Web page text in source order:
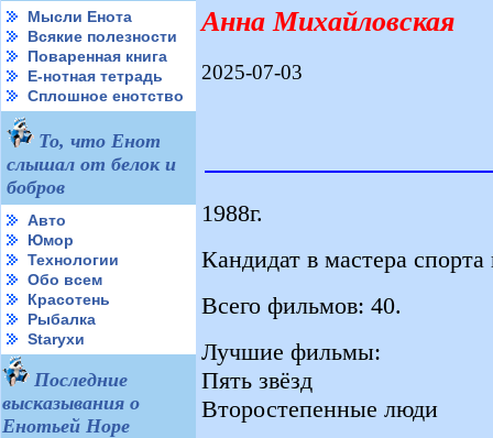
Мысли Енота
Всякие полезности
Поваренная книга
Е-нотная тетрадь
Сплошное енотство
То, что Енот
слышал от белок и
бобров
Авто
Юмор
Технологии
Обо всем
Красотень
Рыбалка
Starухи
Последние
высказывания о
Енотьей Норе
Анна Михайловская
2025-07-03
1988г.
Кандидат в мастера
Всего фильмов: 40.
Лучшие фильмы:
Пять звёзд
Второстепенные люди